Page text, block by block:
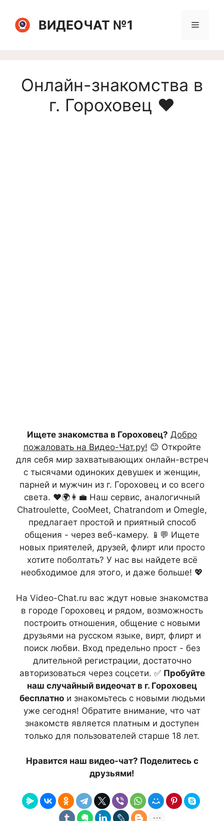
содержимомуВИДЕОЧАТ №1 Меню
Онлайн-знакомства в
г. Гороховец ❤️
Ищете знакомства в Гороховец? Добро
пожаловать на Видео-Чат.ру! 😊 Откройте
для себя мир захватывающих онлайн-встреч
с тысячами одиноких девушек и женщин,
парней и мужчин из г. Гороховец и со всего
света. ❤️🌍👩‍💼 Наш сервис, аналогичный
Chatroulette, CooMeet, Chatrandom и Omegle,
предлагает простой и приятный способ
общения - через веб-камеру. 📱💬 Ищете
новых приятелей, друзей, флирт или просто
хотите поболтать? У нас вы найдете всё
необходимое для этого, и даже больше! 💖
На Video-Chat.ru вас ждут новые знакомства
в городе Гороховец и рядом, возможность
построить отношения, общение с новыми
друзьями на русском языке, вирт, флирт и
поиск любви. Вход предельно прост - без
длительной регистрации, достаточно
авторизоваться через соцсети. ✅ Пробуйте
наш случайный видеочат в г. Гороховец
бесплатнои знакомьтесь с новыми людьми
уже сегодня! Обратите внимание, что чат
знакомств является платным и доступен
только для пользователей старше 18 лет.
Нравится наш видео-чат? Поделитесь с
друзьями!